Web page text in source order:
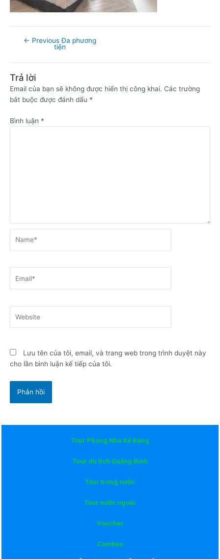
← Previous Đa phương
tiện
Trả lời
Email của bạn sẽ không được hiển thị công khai. Các trường
bắt buộc được đánh dấu *
Bình luận *
Lưu tên của tôi, email, và trang web trong trình duyệt này
cho lần bình luận kế tiếp của tôi.
Tour Phong Nha Kẻ Bàng
Tour du lịch Quảng Bình
Tour trong nước
Tour nước ngoài
Voucher
Comboo